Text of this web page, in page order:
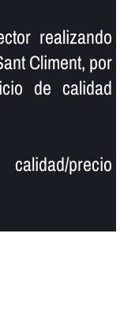
realizando
Climent, por
de calidad
precio